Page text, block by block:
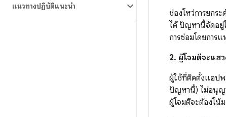
แนวทางปฏิบัติแนะนำ
ช่องโหว่การยกร
ได้ ปัญหานี้จัดอยู่
การซ่อมโดยการ
2. ผู้โจมตีจะแสว
ผู้ใช้ที่ติดตั้งแอปพ
ปัญหานี้) ไม่อนุญ
ผู้โจมตีจะต้องโน้